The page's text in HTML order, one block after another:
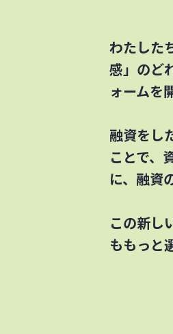
わたした
感」のど
ォームを
融資をし
ことで、
に、融資
この新し
ももっと